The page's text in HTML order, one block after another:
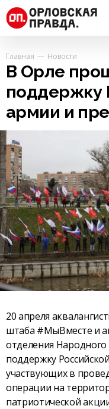
Главная Новости
В Орле
поддержку
армии и
20 апреля
штаба #МыВместе и
отделения
поддержку
участвующих в
операции на
патриотической